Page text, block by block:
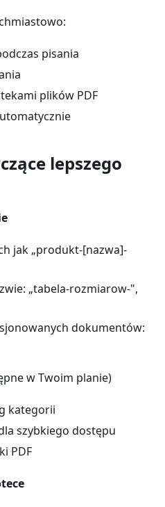
pisania
plików PDF
lepszego
jak „produkt-[nazwa]-
„tabela-rozmiarow-",
dokumentów:
w Twoim planie)
kategorii
szybkiego dostępu
PDF